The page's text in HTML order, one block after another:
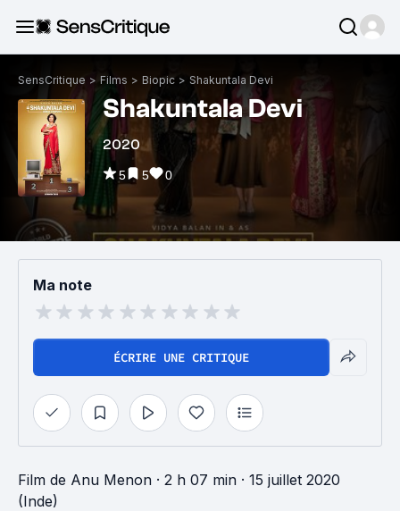
SensCritique > Films > Biopic > Shakuntala Devi
Shakuntala Devi
2020
5 5 0
Ma note
ÉCRIRE UNE CRITIQUE
Film de Anu Menon · 2 h 07 min · 15 juillet 2020
(Inde)